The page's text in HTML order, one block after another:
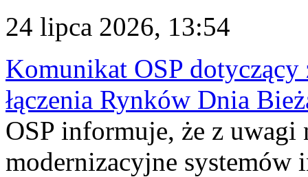
24 lipca 2026, 13:54
Komunikat OSP dotyczący
łączenia Rynków Dnia
OSP informuje, że z uwagi
modernizacyjne